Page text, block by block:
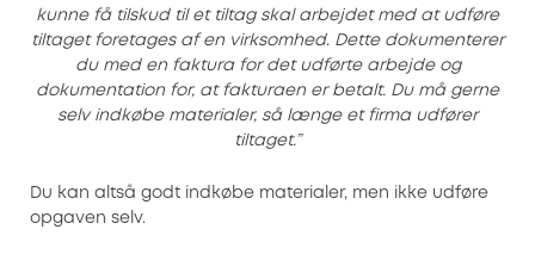
kunne få tilskud til et tiltag skal arbejdet med at udføre
tiltaget foretages af en virksomhed. Dette dokumenterer
du med en faktura for det udførte arbejde og
dokumentation for, at fakturaen er betalt. Du må gerne
selv indkøbe materialer, så længe et firma udfører
tiltaget.”
Du kan altså godt indkøbe materialer, men ikke udføre
opgaven selv.